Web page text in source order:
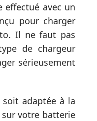
effectué avec un
pour charger
Il ne faut pas
de chargeur
sérieusement
adaptée à la
votre batterie